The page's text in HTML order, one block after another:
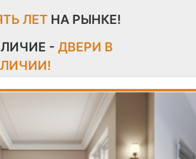
ЛЕТ НА РЫНКЕ!
- ДВЕРИ В